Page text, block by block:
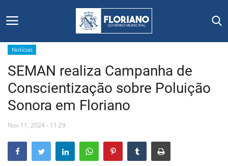
Início
Editais
Floriano
Secretarias e Órgãos
Notícias
SEMAN realiza Campanha de
Conscientização sobre Poluição
Sonora em Floriano
Nov 11, 2024 - 11:29